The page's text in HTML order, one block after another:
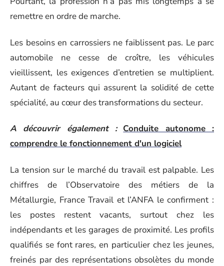
remettre en ordre de marche.
Les besoins en carrossiers ne faiblissent pas. Le parc
automobile ne cesse de croître, les véhicules
vieillissent, les exigences d’entretien se multiplient.
Autant de facteurs qui assurent la solidité de cette
spécialité, au cœur des transformations du secteur.
A découvrir également : Conduite autonome :
comprendre le fonctionnement d'un logiciel
La tension sur le marché du travail est palpable. Les
chiffres de l’Observatoire des métiers de la
Métallurgie, France Travail et l’ANFA le confirment :
les postes restent vacants, surtout chez les
indépendants et les garages de proximité. Les profils
qualifiés se font rares, en particulier chez les jeunes,
freinés par des représentations obsolètes du monde